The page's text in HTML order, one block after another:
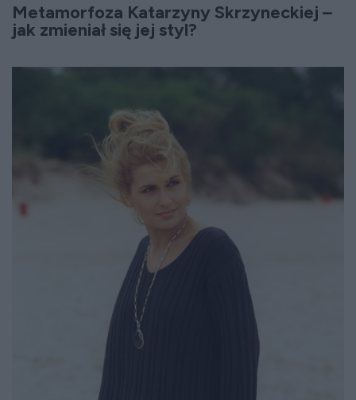
Metamorfoza Katarzyny Skrzyneckiej –
jak zmieniał się jej styl?